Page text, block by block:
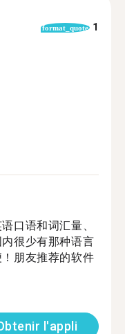
format_quote 1
口语和词汇量、
很少有那种语言
朋友推荐的软件
l'appli